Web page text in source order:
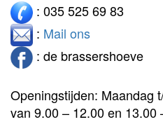
: 035 525 69 83
: Mail ons
: de brassershoeve
Openingstijden: Maandag
van 9.00 – 12.00 en 13.00